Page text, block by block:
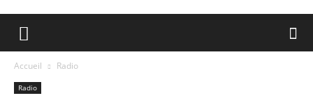
Accueil Radio
Radio